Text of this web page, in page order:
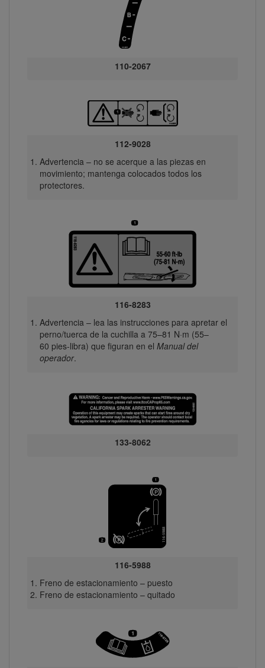
110-2067
112-9028
Advertencia – no se acerque a las piezas en
movimiento; mantenga colocados todos los
protectores.
116-8283
Advertencia – lea las instrucciones para apretar el
perno/tuerca de la cuchilla a 75–81 N·m (55–
60 pies-libra) que figuran en el Manual del
operador.
133-8062
116-5988
Freno de estacionamiento – puesto
Freno de estacionamiento – quitado